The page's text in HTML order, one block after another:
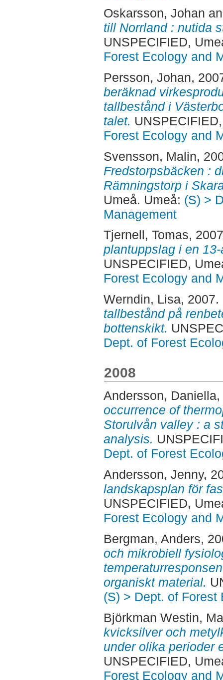
Oskarsson, Johan
till Norrland : nutida
UNSPECIFIED,
Forest Ecology and
Persson, Johan,
beräknad
tallbestånd i
talet.
Forest Ecology and
Svensson, Malin,
Fredstorpsbäcken :
Rämningstorp i
Umeå. Umeå: (S) >
Management
Tjernell, Tomas,
plantuppslag i en
UNSPECIFIED,
Forest Ecology and
Werndin, Lisa, 2007.
tallbestånd på
bottenskikt.
Dept. of Forest
2008
Andersson, Daniella,
occurrence of
Storulvån valley : a
analysis.
Dept. of Forest
Andersson, Jenny,
landskapsplan för
UNSPECIFIED,
Forest Ecology and
Bergman, Anders,
och mikrobiell
organiskt material.
(S) > Dept. of Forest
Björkman Westin,
kvicksilver och
under olika perioder
UNSPECIFIED,
Forest Ecology and